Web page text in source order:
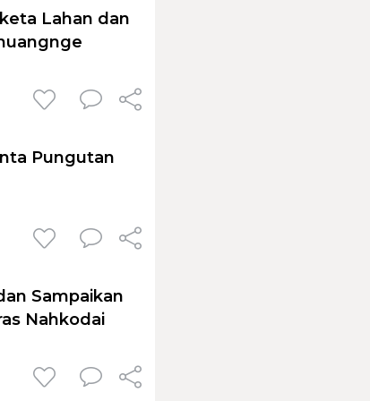
Lahan dan
Pungutan
Sampaikan
Nahkodai